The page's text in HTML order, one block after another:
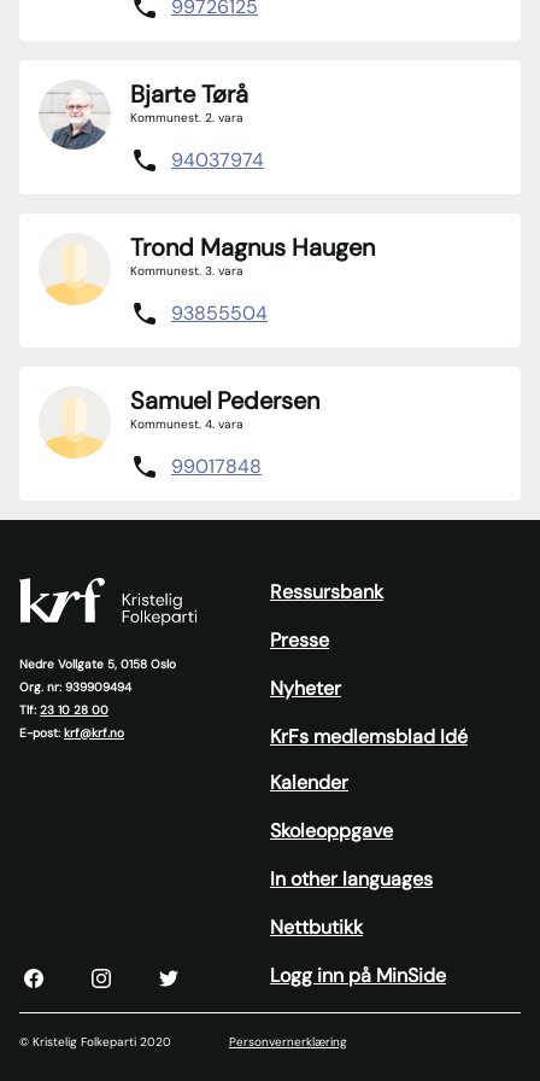
99726125
Bjarte Tørå
Kommunest. 2. vara
94037974
Trond Magnus Haugen
Kommunest. 3. vara
93855504
Samuel Pedersen
Kommunest. 4. vara
99017848
Nedre Vollgate 5, 0158 Oslo
Org. nr: 939909494
Tlf: 23 10 28 00
E-post: krf@krf.no
Ressursbank
Presse
Nyheter
KrFs medlemsblad Idé
Kalender
Skoleoppgave
In other languages
Nettbutikk
Logg inn på MinSide
KrF
Facebook
KrF
Instagram
KrF
Twitter
© Kristelig Folkeparti 2020 Personvernerklæring